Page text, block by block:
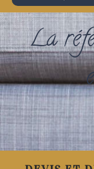
La